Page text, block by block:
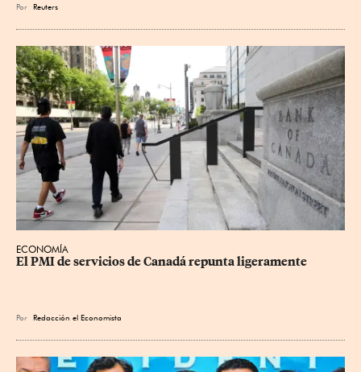
Por Reuters
ECONOMÍA
El PMI de servicios de Canadá repunta ligeramente
Por Redacción el Economista